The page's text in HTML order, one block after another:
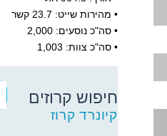
• מהירות שייט: 23.7 קשר
• סה"כ נוסעים: 2,000
• סה"כ צוות: 1,003
חיפוש קרוזים
קיונרד קרוז